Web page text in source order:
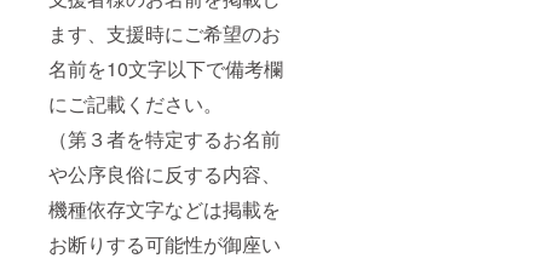
ます、支援時にご希望のお
名前を10文字以下で備考欄
にご記載ください。
（第３者を特定するお名前
や公序良俗に反する内容、
機種依存文字などは掲載を
お断りする可能性が御座い